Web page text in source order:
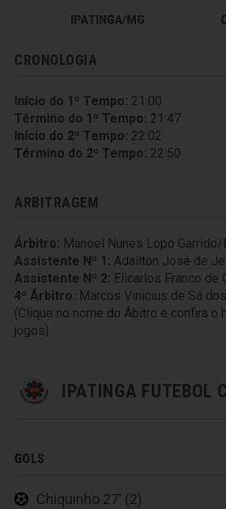
IPATINGA/MG
CRONOLOGIA
Início do 1º Tempo: 21:00
Término do 1º Tempo: 21:47
Início do 2º Tempo: 22:02
Término do 2º Tempo: 22:50
ARBITRAGEM
Árbitro: Manoel Nunes Lopo Garrido/
Assistente Nº 1: Adaílton José de
Assistente Nº 2: Elicarlos Franco de
4º Árbitro: Marcos Vinicius de Sá
(Clique no nome do Ábitro e confira o
jogos)
IPATINGA FUTEBOL
GOLS
Chiquinho 27' (2)